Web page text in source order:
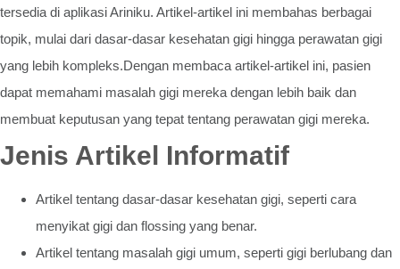
tersedia di aplikasi Ariniku. Artikel-artikel ini membahas berbagai
topik, mulai dari dasar-dasar kesehatan gigi hingga perawatan gigi
yang lebih kompleks.Dengan membaca artikel-artikel ini, pasien
dapat memahami masalah gigi mereka dengan lebih baik dan
membuat keputusan yang tepat tentang perawatan gigi mereka.
Jenis Artikel Informatif
Artikel tentang dasar-dasar kesehatan gigi, seperti cara
menyikat gigi dan flossing yang benar.
Artikel tentang masalah gigi umum, seperti gigi berlubang dan